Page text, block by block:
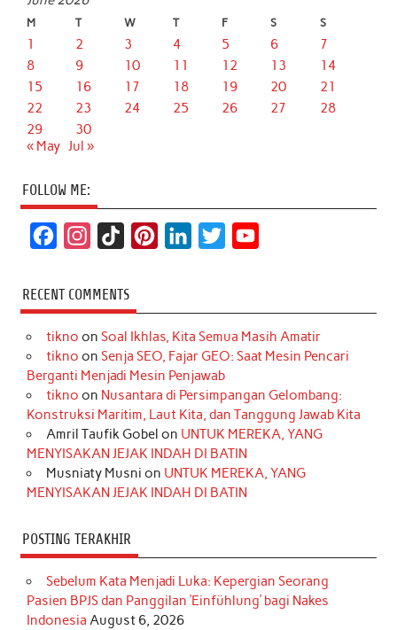
M T W T F S S
1 2 3 4 5 6
7
8
9 10 11 12 13
14
15
16 17 18 19 20
21
22
23 24 25 26 27
28
29
30
« May Jul »
FOLLOW ME:
c
e
b
o
k
s
t
a
r
a
m
k
T
o
k
t
e
r
e
s
t
k
e
d
I
n
t
t
r
T
u
e
RECENT COMMENTS
tikno on Soal Ikhlas, Kita Semua Masih Amatir
tikno on Senja SEO, Fajar GEO: Saat Mesin Pencari
Berganti Menjadi Mesin Penjawab
tikno on Nusantara di Persimpangan Gelombang:
Konstruksi Maritim, Laut Kita, dan Tanggung Jawab Kita
Amril Taufik Gobel on UNTUK MEREKA, YANG
MENYISAKAN JEJAK INDAH DI BATIN
Musniaty Musni on UNTUK MEREKA, YANG
MENYISAKAN JEJAK INDAH DI BATIN
POSTING TERAKHIR
Sebelum Kata Menjadi Luka: Kepergian Seorang
Pasien BPJS dan Panggilan ‘Einfühlung’ bagi Nakes
Indonesia August 6, 2026